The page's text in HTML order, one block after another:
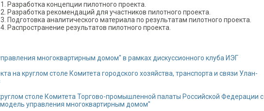
Разработка концепции пилотного проекта.
Разработка рекомендаций для участников пилотного проекта.
Подготовка аналитического материала по результатам пилотного проекта.
Распространение результатов пилотного проекта.
многоквартирным домом" в рамках дискуссионного клуба ИЭГ
на круглом столе Комитета городского хозяйства, транспорта и связи Улан-
столе Комитета Торгово-промышленной палаты Российской Федерации с
управления многоквартирным домом"